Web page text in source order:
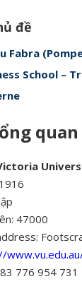
đề
Fabra
School –
quan
47000
776 954 731